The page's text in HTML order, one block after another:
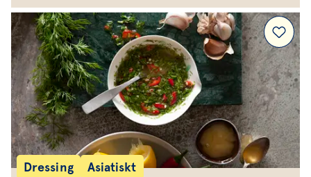
Dressing Asiatiskt